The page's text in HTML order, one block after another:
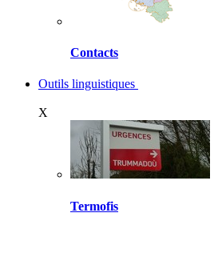
Contacts
Outils linguistiques
X
Termofis